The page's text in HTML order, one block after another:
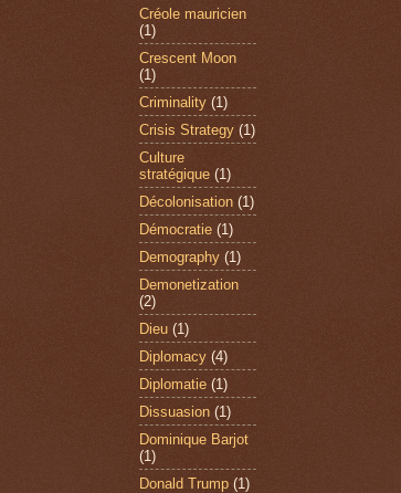
Créole mauricien
(1)
Crescent Moon
(1)
Criminality (1)
Crisis Strategy (1)
Culture
stratégique (1)
Décolonisation (1)
Démocratie (1)
Demography (1)
Demonetization
(2)
Dieu (1)
Diplomacy (4)
Diplomatie (1)
Dissuasion (1)
Dominique Barjot
(1)
Donald Trump (1)